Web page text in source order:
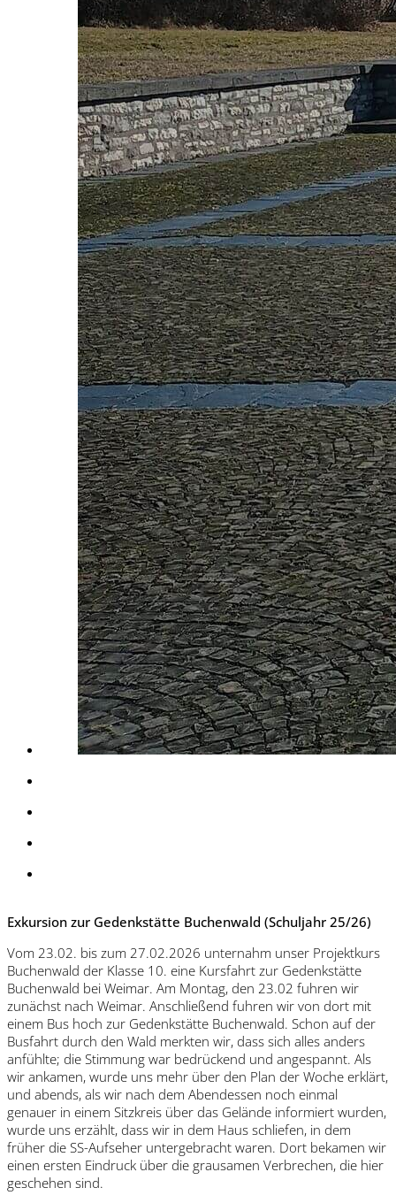
Exkursion zur Gedenkstätte Buchenwald (Schuljahr 25/26)
Vom 23.02. bis zum 27.02.2026 unternahm unser Projektkurs
Buchenwald der Klasse 10. eine Kursfahrt zur Gedenkstätte
Buchenwald bei Weimar. Am Montag, den 23.02 fuhren wir
zunächst nach Weimar. Anschließend fuhren wir von dort mit
einem Bus hoch zur Gedenkstätte Buchenwald. Schon auf der
Busfahrt durch den Wald merkten wir, dass sich alles anders
anfühlte; die Stimmung war bedrückend und angespannt. Als
wir ankamen, wurde uns mehr über den Plan der Woche erklärt,
und abends, als wir nach dem Abendessen noch einmal
genauer in einem Sitzkreis über das Gelände informiert wurden,
wurde uns erzählt, dass wir in dem Haus schliefen, in dem
früher die SS-Aufseher untergebracht waren. Dort bekamen wir
einen ersten Eindruck über die grausamen Verbrechen, die hier
geschehen sind.